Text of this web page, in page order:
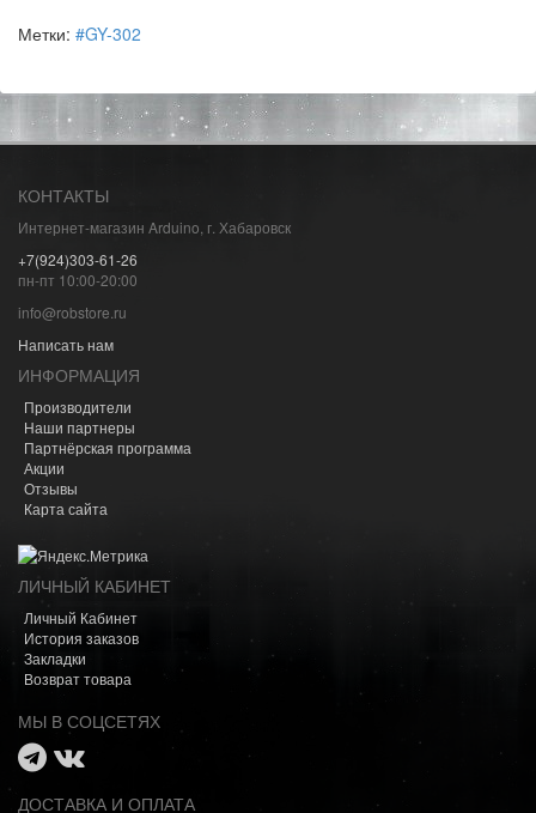
Метки: #GY-302
КОНТАКТЫ
Интернет-магазин Arduino, г. Хабаровск
+7(924)303-61-26
пн-пт 10:00-20:00
info@robstore.ru
Написать нам
ИНФОРМАЦИЯ
Производители
Наши партнеры
Партнёрская программа
Акции
Отзывы
Карта сайта
ЛИЧНЫЙ КАБИНЕТ
Личный Кабинет
История заказов
Закладки
Возврат товара
МЫ В СОЦСЕТЯХ
ДОСТАВКА И ОПЛАТА